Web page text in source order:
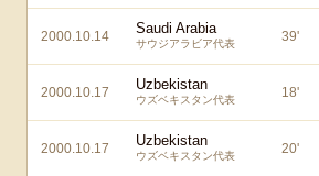
2000.10.14 Saudi Arabia
サウジアラビア代表 39'
2000.10.17 Uzbekistan
ウズベキスタン代表 18'
2000.10.17 Uzbekistan
ウズベキスタン代表 20'